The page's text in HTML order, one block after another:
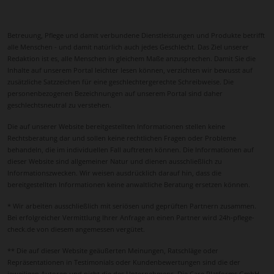
eine stabile, vertrauensvolle Beziehung zu den
Auch die Nähe zu Familienangehörigen spielt eine
Verkehrsanbindung ermöglichen regelmäßige
Betreuungskraft. So entsteht ein harmonisches
Zusammenspiel zwischen Familie, Pflegekraft und
betreuter Person – eine Basis für Sicherheit,
Vertrauen und Lebensqualität.
organisatorische Sicherheit. Sie ermöglicht
Betreuung, Pflege und damit verbundene Dienstleistungen und Produkte betrifft
alle Menschen - und damit natürlich auch jedes Geschlecht. Das Ziel unserer
Redaktion ist es, alle Menschen in gleichem Maße anzusprechen. Damit Sie die
Inhalte auf unserem Portal leichter lesen können, verzichten wir bewusst auf
zusätzliche Satzzeichen für eine geschlechtergerechte Schreibweise. Die
personenbezogenen Bezeichnungen auf unserem Portal sind daher
geschlechtsneutral zu verstehen.
Die auf unserer Website bereitgestellten Informationen stellen keine
Rechtsberatung dar und sollen keine rechtlichen Fragen oder Probleme
behandeln, die im individuellen Fall auftreten können. Die Informationen auf
dieser Website sind allgemeiner Natur und dienen ausschließlich zu
Informationszwecken. Wir weisen ausdrücklich darauf hin, dass die
bereitgestellten Informationen keine anwaltliche Beratung ersetzen können.
* Wir arbeiten ausschließlich mit seriösen und geprüften Partnern zusammen.
Bei erfolgreicher Vermittlung Ihrer Anfrage an einen Partner wird 24h-pflege-
check.de von diesem angemessen vergütet.
** Die auf dieser Website geäußerten Meinungen, Ratschläge oder
Repräsentationen in Testimonials oder Kundenbewertungen sind die der